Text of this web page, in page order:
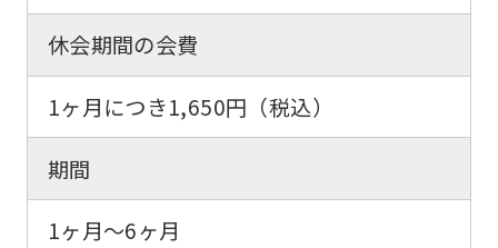
休会期間の会費
1ヶ月につき1,650円 （税込）
期間
1ヶ月～6ヶ月